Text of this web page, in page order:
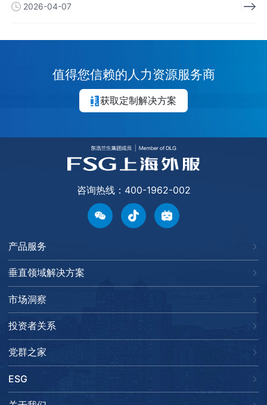
2026-04-07
值得您信赖的人力资源服务商
获取定制解决方案
咨询热线：400-1962-002
产品服务
垂直领域解决方案
市场洞察
投资者关系
党群之家
ESG